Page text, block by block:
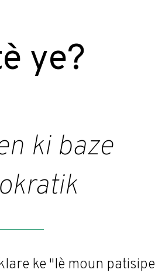
ye?
ki baze
ke "lè moun patisipe